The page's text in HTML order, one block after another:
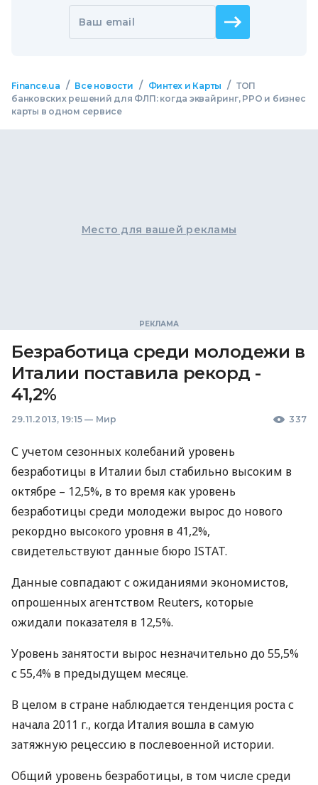
Ваш email
Finance.ua / Все новости / Финтех и Карты / ТОП
банковских решений для ФЛП: когда эквайринг, РРО и бизнес
карты в одном сервисе
Место для вашей рекламы
Безработица среди молодежи в
Италии поставила рекорд -
41,2%
29.11.2013, 19:15 — Мир 337
С учетом сезонных колебаний уровень
безработицы в Италии был стабильно высоким в
октябре – 12,5%, в то время как уровень
безработицы среди молодежи вырос до нового
рекордно высокого уровня в 41,2%,
свидетельствуют данные бюро ISTAT.
Данные совпадают с ожиданиями экономистов,
опрошенных агентством Reuters, которые
ожидали показателя в 12,5%.
Уровень занятости вырос незначительно до 55,5%
с 55,4% в предыдущем месяце.
В целом в стране наблюдается тенденция роста с
начала 2011 г., когда Италия вошла в самую
затяжную рецессию в послевоенной истории.
Общий уровень безработицы, в том числе среди